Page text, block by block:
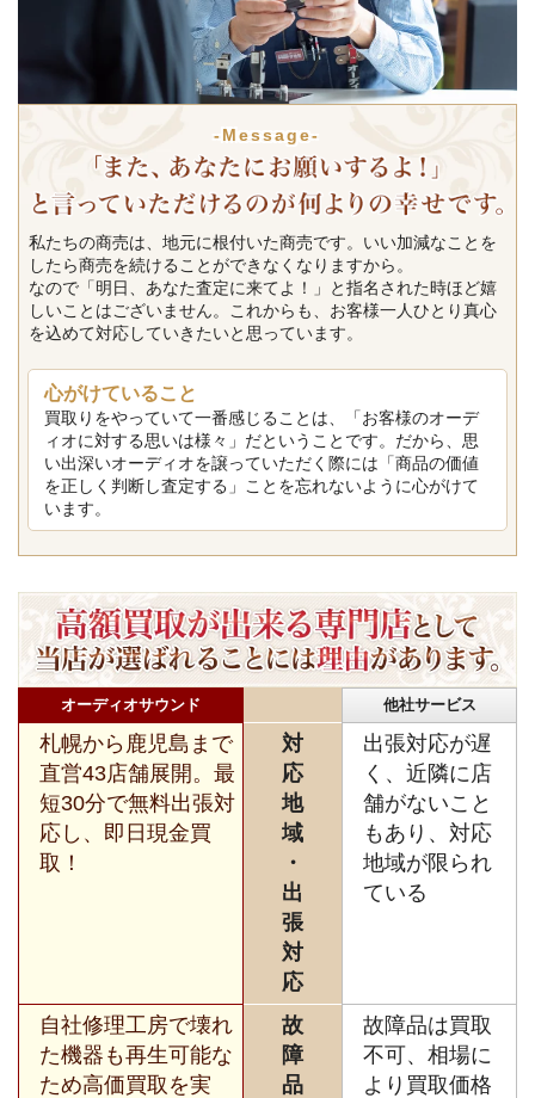
-Message-
私たちの商売は、地元に根付いた商売です。いい加減なことを
したら商売を続けることができなくなりますから。
なので「明日、あなた査定に来てよ！」と指名された時ほど嬉
しいことはございません。これからも、お客様一人ひとり真心
を込めて対応していきたいと思っています。
心がけていること
買取りをやっていて一番感じることは、「お客様のオーデ
ィオに対する思いは様々」だということです。だから、思
い出深いオーディオを譲っていただく際には「商品の価値
を正しく判断し査定する」ことを忘れないように心がけて
います。
オーディオサウンド 他社サービス
札幌から鹿児島まで
直営43店舗展開。最
短30分で無料出張対
応し、即日現金買
取！
対
応
地
域
・
出
張
対
応
出張対応が遅
く、近隣に店
舗がないこと
もあり、対応
地域が限られ
ている
自社修理工房で壊れ
た機器も再生可能な
ため高価買取を実
故
障
品
故障品は買取
不可、相場に
より買取価格